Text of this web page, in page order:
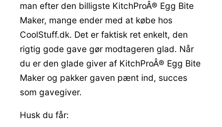
man efter den billigste KitchProÂ® Egg Bite
Maker, mange ender med at købe hos
CoolStuff.dk. Det er faktisk ret enkelt, den
rigtig gode gave gør modtageren glad. Når
du er den glade giver af KitchProÂ® Egg Bite
Maker og pakker gaven pænt ind, succes
som gavegiver.
Husk du får: